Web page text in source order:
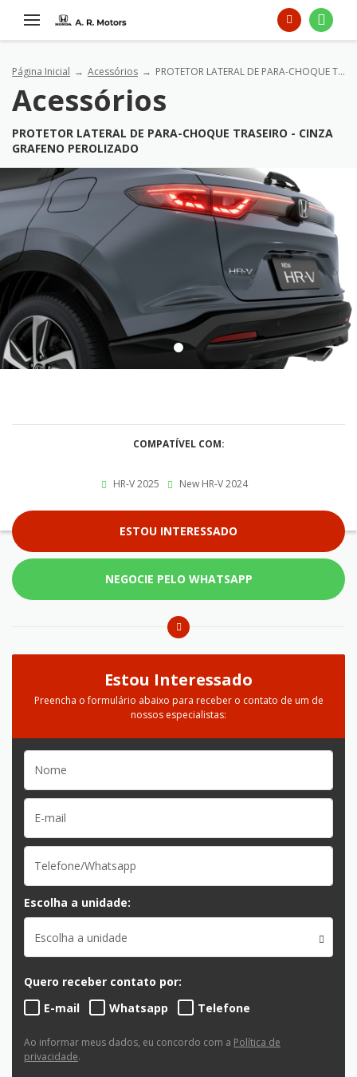
Página Inicial Acessórios PROTETOR LATERAL DE PARA-CHOQUE TRASEIRO - CINZA GRAFENO PEROLIZADO
Acessórios
PROTETOR LATERAL DE PARA-CHOQUE TRASEIRO - CINZA
GRAFENO PEROLIZADO
COMPATÍVEL COM:
HR-V 2025 New HR-V 2024
ESTOU INTERESSADO
NEGOCIE PELO WHATSAPP
Estou Interessado
Preencha o formulário abaixo para receber o contato de um de
nossos especialistas:
Escolha a unidade:
Escolha a unidade
Quero receber contato por:
E-mail
Whatsapp Telefone
Ao informar meus dados, eu concordo com a Política de
privacidade.